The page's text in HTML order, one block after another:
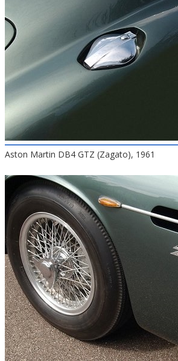
Aston Martin DB4 GTZ (Zagato), 1961